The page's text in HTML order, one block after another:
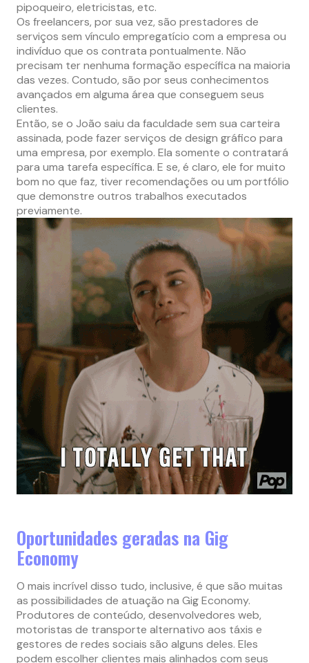
pipoqueiro, eletricistas, etc.
Os freelancers, por sua vez, são prestadores de
serviços sem vínculo empregatício com a empresa ou
indivíduo que os contrata pontualmente. Não
precisam ter nenhuma formação específica na maioria
das vezes. Contudo, são por seus conhecimentos
avançados em alguma área que conseguem seus
clientes.
Então, se o João saiu da faculdade sem sua carteira
assinada, pode fazer serviços de design gráfico para
uma empresa, por exemplo. Ela somente o contratará
para uma tarefa específica. E se, é claro, ele for muito
bom no que faz, tiver recomendações ou um portfólio
que demonstre outros trabalhos executados
previamente.
Oportunidades geradas na Gig
Economy
O mais incrível disso tudo, inclusive, é que são muitas
as possibilidades de atuação na Gig Economy.
Produtores de conteúdo, desenvolvedores web,
motoristas de transporte alternativo aos táxis e
gestores de redes sociais são alguns deles. Eles
podem escolher clientes mais alinhados com seus